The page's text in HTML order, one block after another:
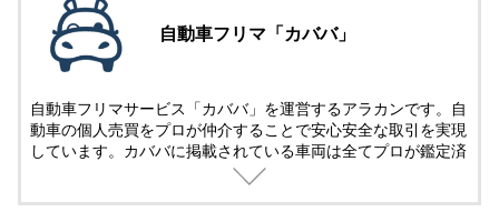
自動車フリマ「カババ」
自動車フリマサービス「カババ」を運営するアラカンです。自
動車の個人売買をプロが仲介することで安心安全な取引を実現
しています。カババに掲載されている車両は全てプロが鑑定済